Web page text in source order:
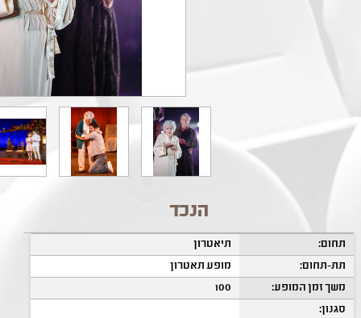
הנכד
תחום:
תיאטרון
תת-תחום:
מופע תאטרון
משך זמן המופע:
100
סגנון: